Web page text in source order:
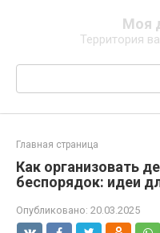
Моя
Территория
Поиск:
Главная страница
Как организовать
беспорядок: идеи
Опубликовано: 20.03.2025